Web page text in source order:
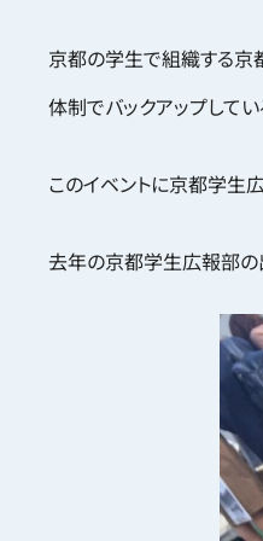
京都の学生で組織する京
体制でバックアップして
このイベントに京都学生
去年の京都学生広報部の